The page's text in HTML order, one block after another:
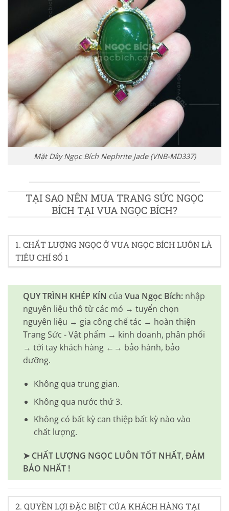
Mặt Dây Ngọc Bích Nephrite Jade (VNB-MD337)
TẠI SAO NÊN MUA TRANG SỨC NGỌC
BÍCH TẠI VUA NGỌC BÍCH?
1. CHẤT LƯỢNG NGỌC Ở VUA NGỌC BÍCH LUÔN LÀ
TIÊU CHÍ SỐ 1
QUY TRÌNH KHÉP KÍN của Vua Ngọc Bích: nhập
nguyên liệu thô từ các mỏ → tuyển chọn
nguyên liệu → gia công chế tác → hoàn thiện
Trang Sức - Vật phẩm → kinh doanh, phân phối
→ tới tay khách hàng ←→ bảo hành, bảo
dưỡng.
Không qua trung gian.
Không qua nước thứ 3.
Không có bất kỳ can thiệp bất kỳ nào vào
chất lượng.
➤ CHẤT LƯỢNG NGỌC LUÔN TỐT NHẤT, ĐẢM
BẢO NHẤT !
2. QUYỀN LỢI ĐẶC BIỆT CỦA KHÁCH HÀNG TẠI